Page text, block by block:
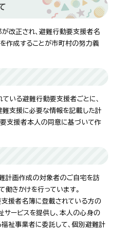
改正され、避難行動要支援者名
作成することが市町村の努力義
いる避難行動要支援者ごとに、
支援に必要な情報を記載した計
支援者本人の同意に基づいて作
計画作成の対象者のご自宅を訪
働きかけを行っています。
支援者名簿に登載されている方の
サービスを提供し、本人の心身の
祉事業者に委託して、個別避難計